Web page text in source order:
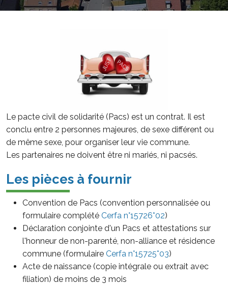
Le pacte civil de solidarité (Pacs) est un contrat. Il est
conclu entre 2 personnes majeures, de sexe différent ou
de même sexe, pour organiser leur vie commune.
Les partenaires ne doivent être ni mariés, ni pacsés.
Les pièces à fournir
Convention de Pacs (convention personnalisée ou
formulaire complété Cerfa n°15726*02)
Déclaration conjointe d'un Pacs et attestations sur
l'honneur de non-parenté, non-alliance et résidence
commune (formulaire Cerfa n°15725*03)
Acte de naissance (copie intégrale ou extrait avec
filiation) de moins de 3 mois